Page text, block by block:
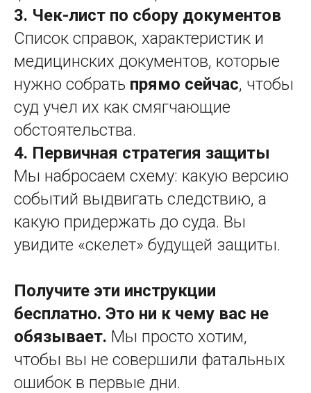
3. Чек-лист по сбору документов
Список справок, характеристик и
медицинских документов, которые
нужно собрать прямо сейчас, чтобы
суд учел их как смягчающие
обстоятельства.
4. Первичная стратегия защиты
Мы набросаем схему: какую версию
событий выдвигать следствию, а
какую придержать до суда. Вы
увидите «скелет» будущей защиты.
Получите эти инструкции
бесплатно. Это ни к чему вас не
обязывает. Мы просто хотим,
чтобы вы не совершили фатальных
ошибок в первые дни.